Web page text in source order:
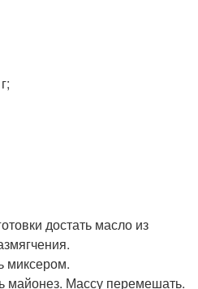
достать масло из
миксером.
майонез. Массу перемешать.